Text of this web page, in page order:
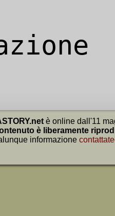
è online dall'11
è liberamente
informazione